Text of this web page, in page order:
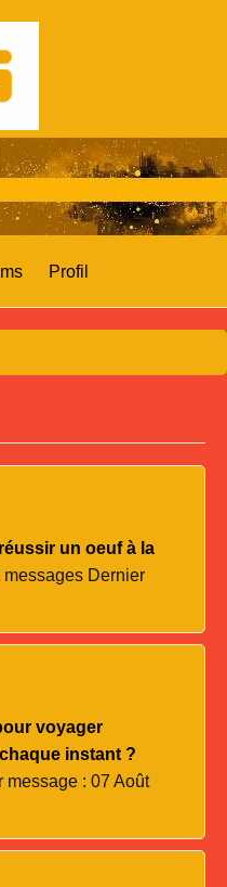
Profil
un oeuf à la
messages Dernier
voyager
instant ?
message : 07 Août